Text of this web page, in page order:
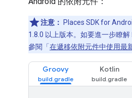
注意： Places SDK for
1.8.0 以上版本。如要進一步瞭解
參閱「 在遞移依附元件中使用最
Groovy Kotlin